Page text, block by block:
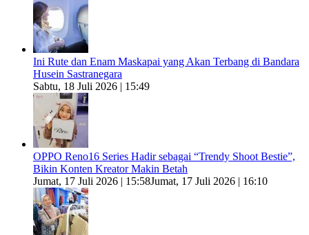
Ini Rute dan Enam Maskapai yang Akan Terbang di Bandara
Husein Sastranegara
Sabtu, 18 Juli 2026 | 15:49
OPPO Reno16 Series Hadir sebagai “Trendy Shoot Bestie”,
Bikin Konten Kreator Makin Betah
Jumat, 17 Juli 2026 | 15:58Jumat, 17 Juli 2026 | 16:10